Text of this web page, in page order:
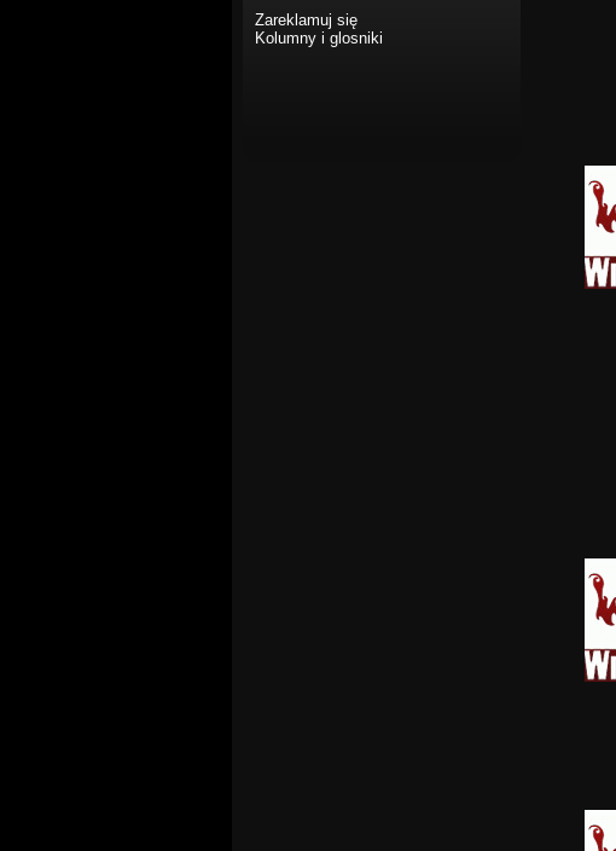
Zareklamuj się
Kolumny i glosniki